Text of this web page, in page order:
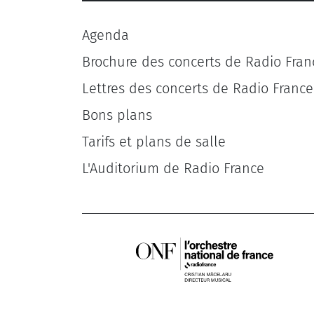
Agenda
Brochure des concerts de Radio
Lettres des concerts de Radio France
Bons plans
Tarifs et plans de salle
L'Auditorium de Radio France